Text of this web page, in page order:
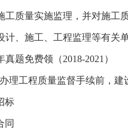
工质量实施监理，并对施工
计、施工、工程监理等有关
题免费领（2018-2021）
工程质量监督手续前，建
标